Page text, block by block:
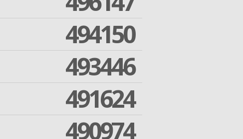
494150
493446
491624
490974